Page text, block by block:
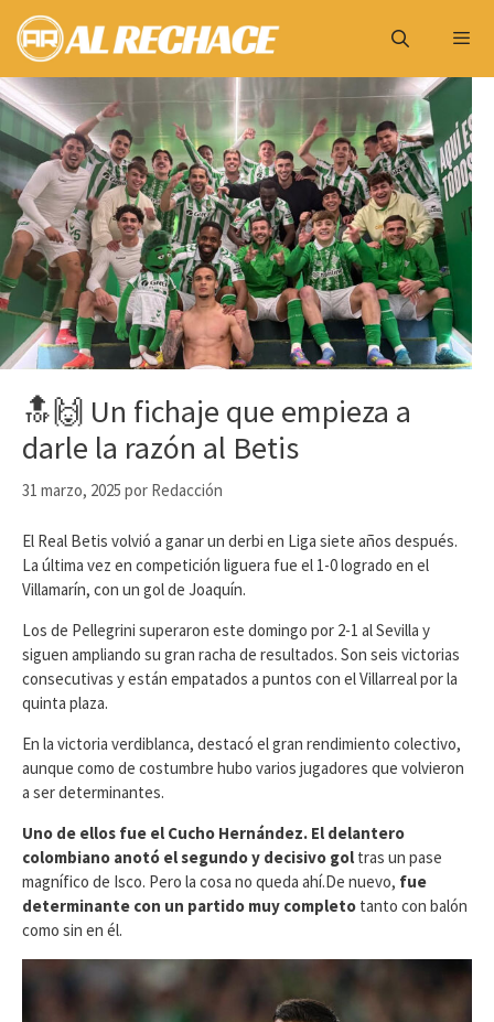
Saltar
contenido
🔝🙌 Un fichaje que empieza a
darle la razón al Betis
31 marzo, 2025 por Redacción
El Real Betis volvió a ganar un derbi en Liga siete años después.
La última vez en competición liguera fue el 1-0 logrado en el
Villamarín, con un gol de Joaquín.
Los de Pellegrini superaron este domingo por 2-1 al Sevilla y
siguen ampliando su gran racha de resultados. Son seis victorias
consecutivas y están empatados a puntos con el Villarreal por la
quinta plaza.
En la victoria verdiblanca, destacó el gran rendimiento colectivo,
aunque como de costumbre hubo varios jugadores que volvieron
a ser determinantes.
Uno de ellos fue el Cucho Hernández. El delantero
colombiano anotó el segundo y decisivo gol tras un pase
magnífico de Isco. Pero la cosa no queda ahí.De nuevo, fue
determinante con un partido muy completo tanto con balón
como sin en él.